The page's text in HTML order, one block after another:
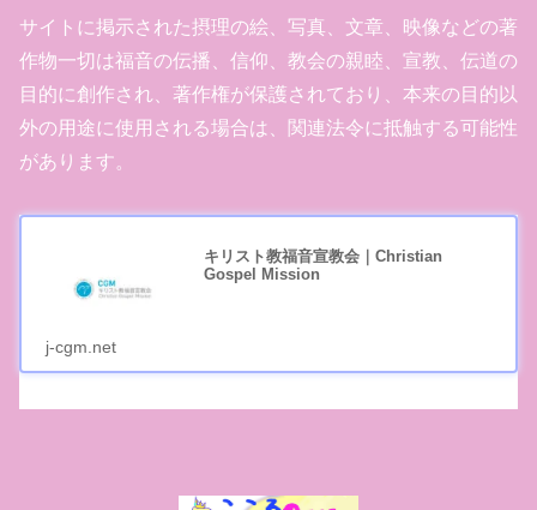
サイトに掲示された摂理の絵、写真、文章、映像などの著
作物一切は福音の伝播、信仰、教会の親睦、宣教、伝道の
目的に創作され、著作権が保護されており、本来の目的以
外の用途に使用される場合は、関連法令に抵触する可能性
があります。
キリスト教福音宣教会｜Christian
Gospel Mission
j-cgm.net